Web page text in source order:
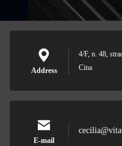
Address
4/F, n. 48,
Cina
E-mail